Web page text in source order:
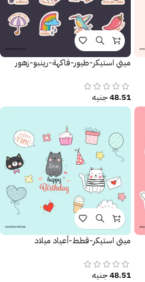
ميني استيكر-طيور-فاكهة-رينبو-زهور
48.51جنيه
ميني استيكر-قطط-أعياد ميلاد
48.51جنيه